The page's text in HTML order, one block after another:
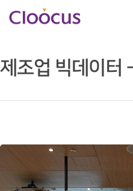
Hit enter to search or ESC to
제조업 빅데이터